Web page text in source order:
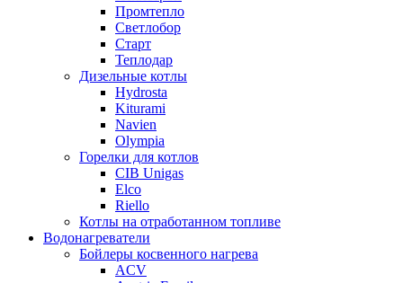
Промтепло
Светлобор
Старт
Теплодар
Дизельные котлы
Hydrosta
Kiturami
Navien
Olympia
Горелки для котлов
CIB Unigas
Elco
Riello
Котлы на отработанном топливе
Водонагреватели
Бойлеры косвенного нагрева
ACV